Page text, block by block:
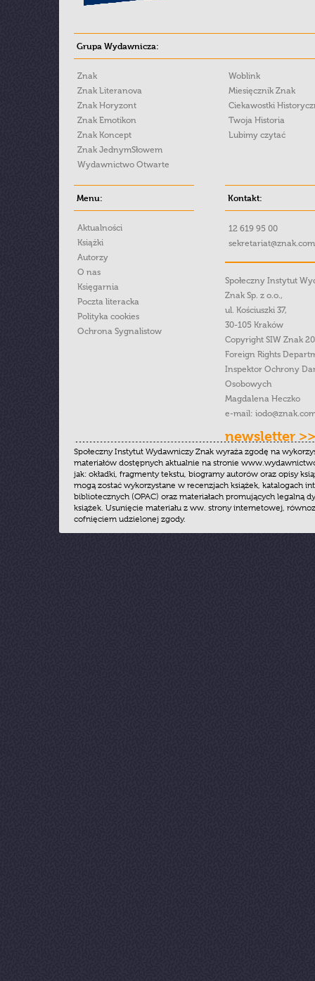
Grupa Wydawnicza:
Znak
Znak Literanova
Znak Horyzont
Znak Emotikon
Znak Koncept
Znak JednymSłowem
Wydawnictwo Otwarte
Woblink
Miesięcznik Znak
Ciekawostki
Twoja Historia
Lubimy czytać
Menu:
Aktualności
Książki
Autorzy
O nas
Księgarnia
Poczta literacka
Polityka cookies
Ochrona Sygnalistow
Kontakt:
12 619 95 00
Społeczny Instytut
Znak Sp. z o.o.,
ul. Kościuszki 37,
30-105 Kraków
Copyright SIW Znak
Foreign Rights
Inspektor Ochrony
Osobowych
Magdalena Heczko
e-mail:
newsletter >>
Społeczny Instytut Wydawniczy Znak wyraża zgodę na
materiałów dostępnych aktualnie na stronie
jak: okładki, fragmenty tekstu, biogramy autorów oraz opisy
mogą zostać wykorzystane w recenzjach książek, katalogach
bibliotecznych (OPAC) oraz materiałach promujących legalną
książek. Usunięcie materiału z ww. strony internetowej,
cofnięciem udzielonej zgody.